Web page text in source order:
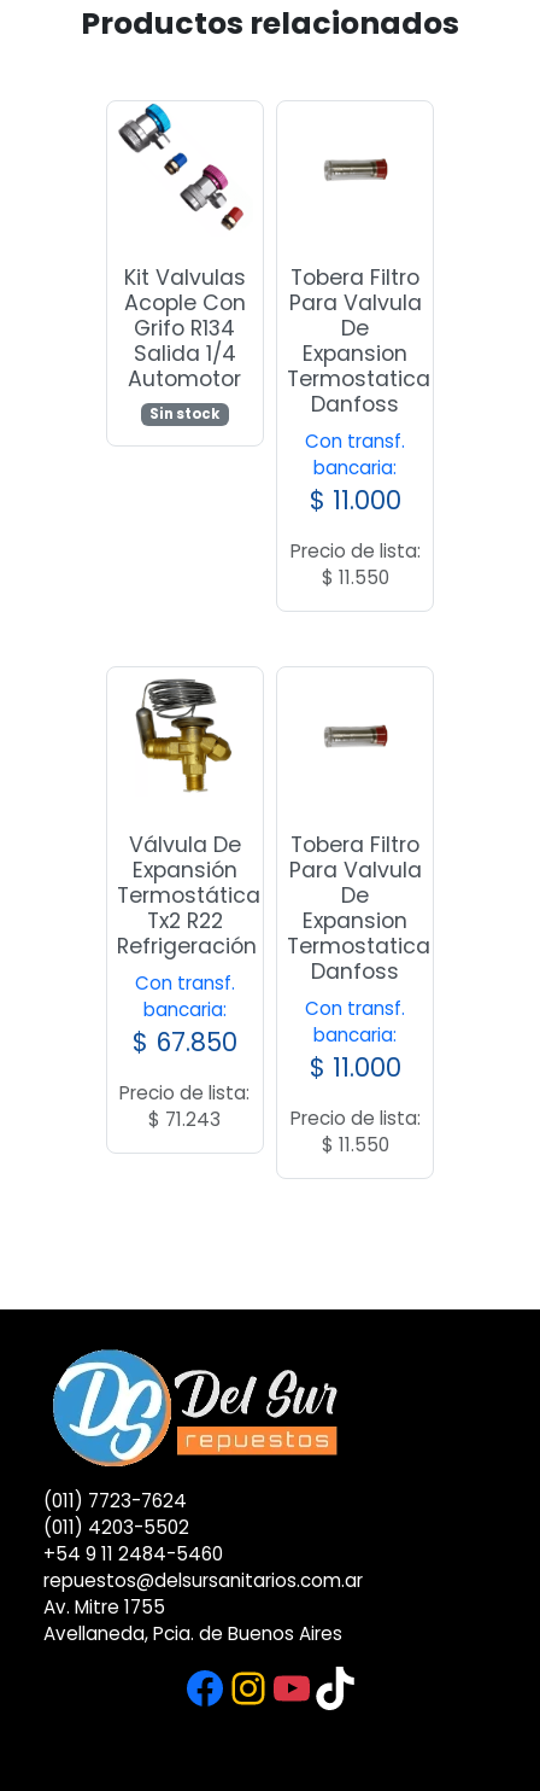
Productos relacionados
Kit Valvulas
Acople Con
Grifo R134
Salida 1/4
Automotor
Sin stock
Tobera Filtro
Para Valvula
De
Expansion
Termostatica
Danfoss
Con transf.
bancaria:
$ 11.000
Precio de lista:
$ 11.550
Válvula De
Expansión
Termostática
Tx2 R22
Refrigeración
Con transf.
bancaria:
$ 67.850
Precio de lista:
$ 71.243
Tobera Filtro
Para Valvula
De
Expansion
Termostatica
Danfoss
Con transf.
bancaria:
$ 11.000
Precio de lista:
$ 11.550
(011) 7723-7624
(011) 4203-5502
+54 9 11 2484-5460
repuestos@delsursanitarios.com.ar
Av. Mitre 1755
Avellaneda, Pcia. de Buenos Aires
Facebook
Instagram
YouTube
TikTok